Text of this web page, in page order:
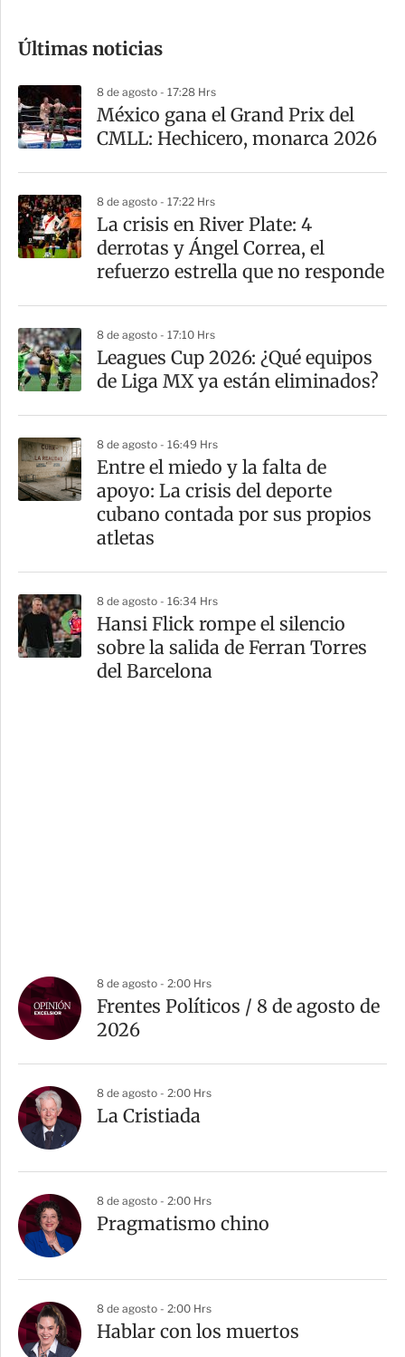
m
a
r
t
i
r
Últimas noticias
8 de agosto - 17:28 Hrs
México gana el Grand Prix del
CMLL: Hechicero, monarca 2026
8 de agosto - 17:22 Hrs
La crisis en River Plate: 4
derrotas y Ángel Correa, el
refuerzo estrella que no responde
8 de agosto - 17:10 Hrs
Leagues Cup 2026: ¿Qué equipos
de Liga MX ya están eliminados?
8 de agosto - 16:49 Hrs
Entre el miedo y la falta de
apoyo: La crisis del deporte
cubano contada por sus propios
atletas
8 de agosto - 16:34 Hrs
Hansi Flick rompe el silencio
sobre la salida de Ferran Torres
del Barcelona
8 de agosto - 2:00 Hrs
Frentes Políticos / 8 de agosto de
2026
8 de agosto - 2:00 Hrs
La Cristiada
8 de agosto - 2:00 Hrs
Pragmatismo chino
8 de agosto - 2:00 Hrs
Hablar con los muertos